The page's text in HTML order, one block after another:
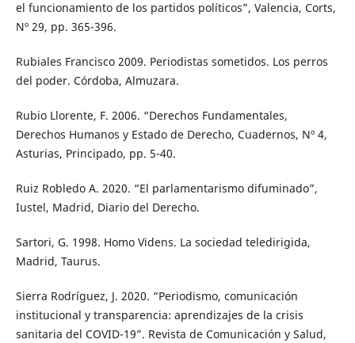
el funcionamiento de los partidos políticos”, Valencia, Corts,
Nº 29, pp. 365-396.
Rubiales Francisco 2009. Periodistas sometidos. Los perros
del poder. Córdoba, Almuzara.
Rubio Llorente, F. 2006. “Derechos Fundamentales,
Derechos Humanos y Estado de Derecho, Cuadernos, Nº 4,
Asturias, Principado, pp. 5-40.
Ruiz Robledo A. 2020. “El parlamentarismo difuminado”,
Iustel, Madrid, Diario del Derecho.
Sartori, G. 1998. Homo Videns. La sociedad teledirigida,
Madrid, Taurus.
Sierra Rodríguez, J. 2020. “Periodismo, comunicación
institucional y transparencia: aprendizajes de la crisis
sanitaria del COVID-19”. Revista de Comunicación y Salud,